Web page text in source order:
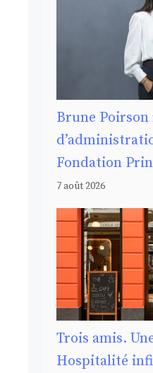
Brune
Fondation
7 août 2026
Trois amis.
Hospitalité